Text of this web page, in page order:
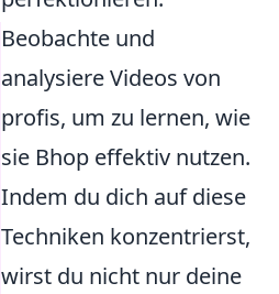
Beobachte und
analysiere Videos von
profis, um zu lernen, wie
sie Bhop effektiv nutzen.
Indem du dich auf diese
Techniken konzentrierst,
wirst du nicht nur deine